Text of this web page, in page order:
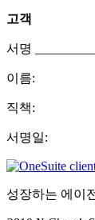
고객
서명
이름:
직책:
서명일:
성장하는 에이